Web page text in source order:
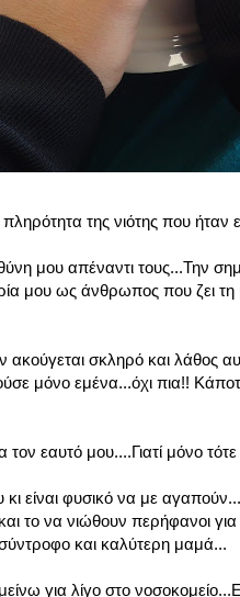
της νιότης που ήταν
μου απέναντι τους...Την
μου ως άνθρωπος που ζει τη
σκληρό και λάθος
μόνο εμένα...όχι πια!!
εαυτό μου....Γιατί μόνο
είναι φυσικό να με αγαπούν...
να νιώθουν περήφανοι για
και καλύτερη μαμά...
για λίγο στο